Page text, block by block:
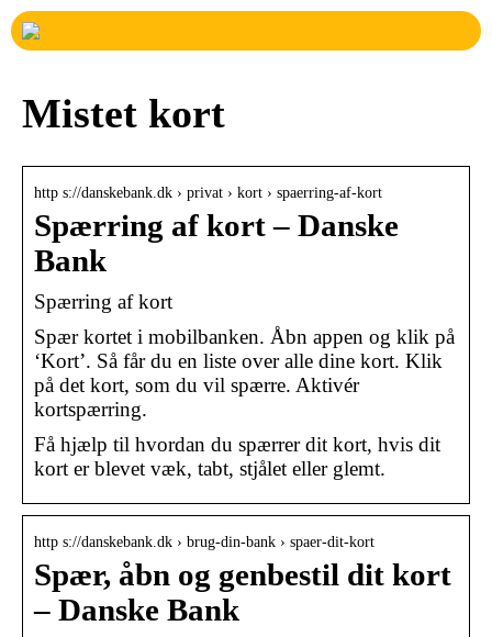
Mistet kort
http s://danskebank.dk › privat › kort › spaerring-af-kort
Spærring af kort – Danske
Bank
Spærring af kort
Spær kortet i mobilbanken. Åbn appen og klik på
‘Kort’. Så får du en liste over alle dine kort. Klik
på det kort, som du vil spærre. Aktivér
kortspærring.
Få hjælp til hvordan du spærrer dit kort, hvis dit
kort er blevet væk, tabt, stjålet eller glemt.
http s://danskebank.dk › brug-din-bank › spaer-dit-kort
Spær, åbn og genbestil dit kort
– Danske Bank